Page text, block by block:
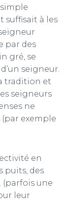
suffisait à les
par des
gré, se
seigneur.
tradition et
seigneurs
ne
exemple
en
puits, des
(parfois une
leur